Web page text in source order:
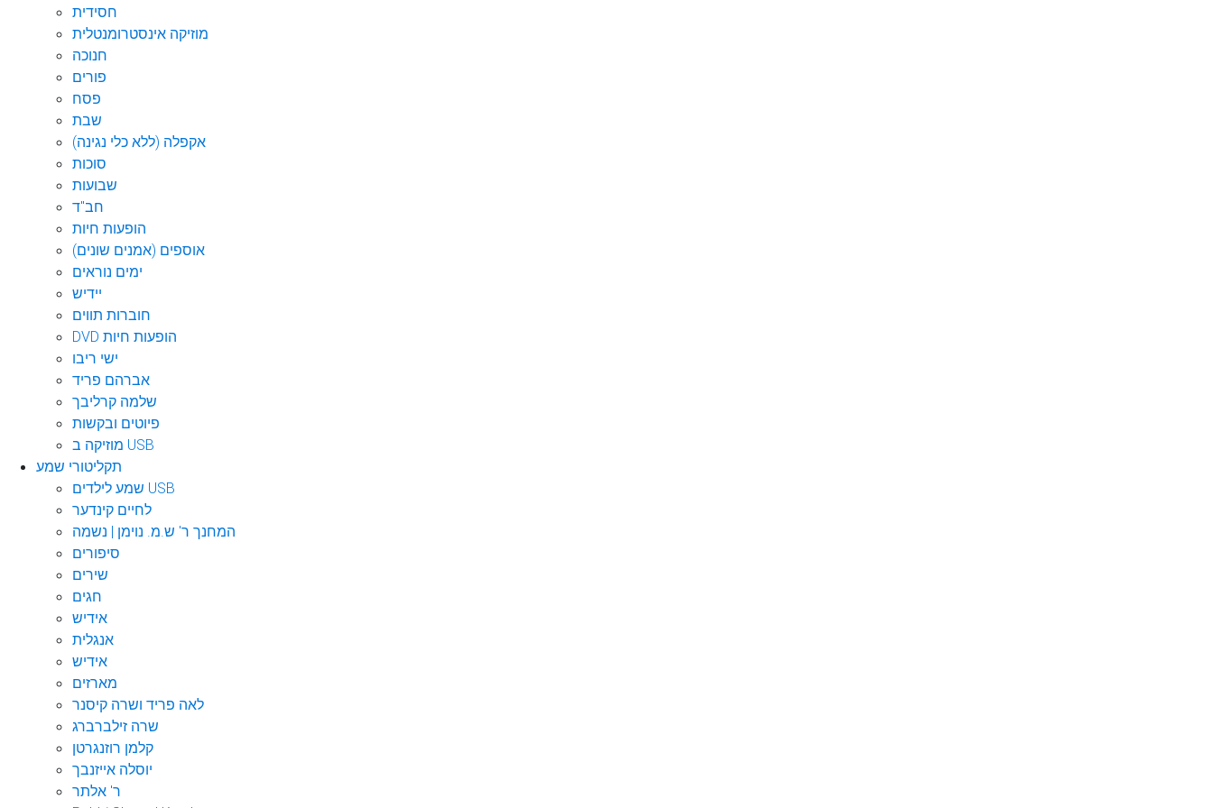
חסידית
מוזיקה אינסטרומנטלית
חנוכה
פורים
פסח
שבת
אקפלה (ללא כלי נגינה)
סוכות
שבועות
חב"ד
הופעות חיות
אוספים (אמנים שונים)
ימים נוראים
יידיש
חוברות תווים
DVD הופעות חיות
ישי ריבו
אברהם פריד
שלמה קרליבך
פיוטים ובקשות
מוזיקה ב USB
תקליטורי שמע
שמע לילדים USB
לחיים קינדער
המחנך ר' ש.מ. נוימן | נשמה
סיפורים
שירים
חגים
אידיש
אנגלית
אידיש
מארזים
לאה פריד ושרה קיסנר
שרה זילברברג
קלמן רוזנגרטן
יוסלה אייזנבך
ר' אלתר